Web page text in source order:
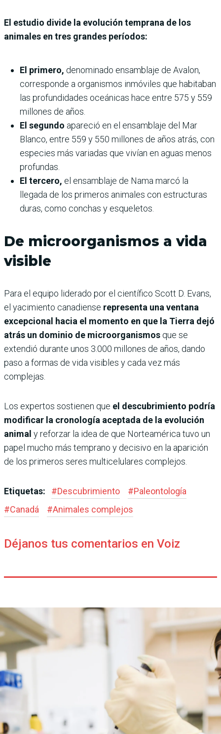
El estudio divide la evolución temprana de los
animales en tres grandes períodos:
El primero, denominado ensamblaje de Avalon,
corresponde a organismos inmóviles que habitaban
las profundidades oceánicas hace entre 575 y 559
millones de años.
El segundo apareció en el ensamblaje del Mar
Blanco, entre 559 y 550 millones de años atrás, con
especies más variadas que vivían en aguas menos
profundas.
El tercero, el ensamblaje de Nama marcó la
llegada de los primeros animales con estructuras
duras, como conchas y esqueletos.
De microorganismos a vida
visible
Para el equipo liderado por el científico Scott D. Evans,
el yacimiento canadiense representa una ventana
excepcional hacia el momento en que la Tierra dejó
atrás un dominio de microorganismos que se
extendió durante unos 3.000 millones de años, dando
paso a formas de vida visibles y cada vez más
complejas.
Los expertos sostienen que el descubrimiento podría
modificar la cronología aceptada de la evolución
animal y reforzar la idea de que Norteamérica tuvo un
papel mucho más temprano y decisivo en la aparición
de los primeros seres multicelulares complejos.
Etiquetas: #Descubrimiento #Paleontología
#Canadá #Animales complejos
Déjanos tus comentarios en Voiz